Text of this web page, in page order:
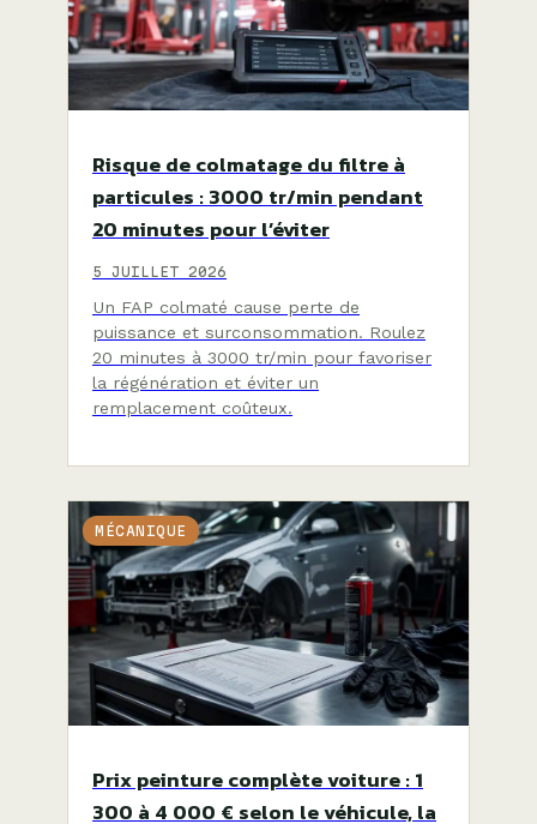
Risque de colmatage du filtre à
particules : 3000 tr/min pendant
20 minutes pour l’éviter
5 JUILLET 2026
Un FAP colmaté cause perte de
puissance et surconsommation. Roulez
20 minutes à 3000 tr/min pour favoriser
la régénération et éviter un
remplacement coûteux.
MÉCANIQUE
Prix peinture complète voiture : 1
300 à 4 000 € selon le véhicule, la